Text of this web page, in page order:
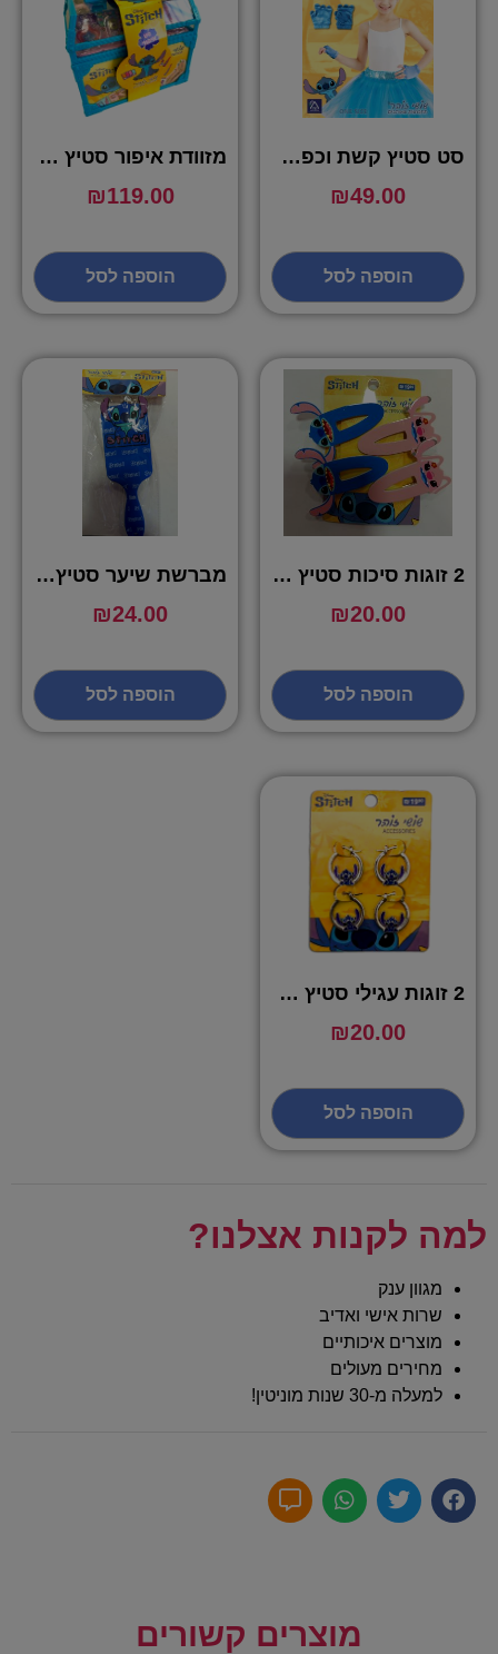
סט סטיץ קשת וכפפות – שושי זוהר
₪49.00
הוספה לסל
מזוודת איפור סטיץ – שושי זוהר
₪119.00
הוספה לסל
2 זוגות סיכות סטיץ כחול וורוד – שושי זוהר
₪20.00
הוספה לסל
מברשת שיער סטיץ – שושי זוהר
₪24.00
הוספה לסל
2 זוגות עגילי סטיץ – שושי זוהר
₪20.00
הוספה לסל
למה לקנות אצלנו?
מגוון ענק
שרות אישי ואדיב
מוצרים איכותיים
מחירים מעולים
למעלה מ-30 שנות מוניטין!
מוצרים קשורים